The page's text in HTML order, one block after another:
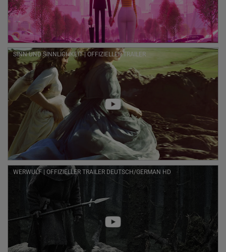
SINN UND SINNLICHKEIT | OFFIZIELLER TRAILER
WERWULF | OFFIZIELLER TRAILER DEUTSCH/GERMAN HD